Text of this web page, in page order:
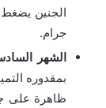
جرام.
الشهر
بمقدوره
ظاهرة على